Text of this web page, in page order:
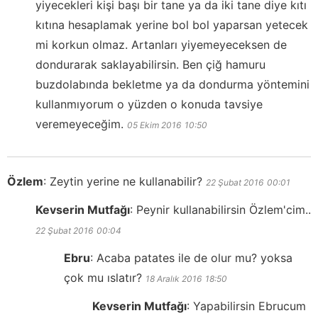
yiyecekleri kişi başı bir tane ya da iki tane diye kıtı
kıtına hesaplamak yerine bol bol yaparsan yetecek
mi korkun olmaz. Artanları yiyemeyeceksen de
dondurarak saklayabilirsin. Ben çiğ hamuru
buzdolabında bekletme ya da dondurma yöntemini
kullanmıyorum o yüzden o konuda tavsiye
veremeyeceğim. 05 Ekim 2016 10:50
Özlem: Zeytin yerine ne kullanabilir? 22 Şubat 2016 00:01
Kevserin Mutfağı: Peynir kullanabilirsin Özlem'cim..
22 Şubat 2016 00:04
Ebru: Acaba patates ile de olur mu? yoksa
çok mu ıslatır? 18 Aralık 2016 18:50
Kevserin Mutfağı: Yapabilirsin Ebrucum